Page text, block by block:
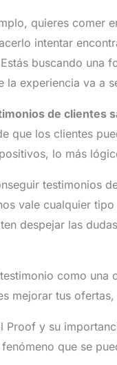
quieres comer
intentar
buscando una
la experiencia va a
de clientes
que los clientes
lo más
testimonios
vale cualquier
despejar las
como
mejorar tus
Proof y su
que se